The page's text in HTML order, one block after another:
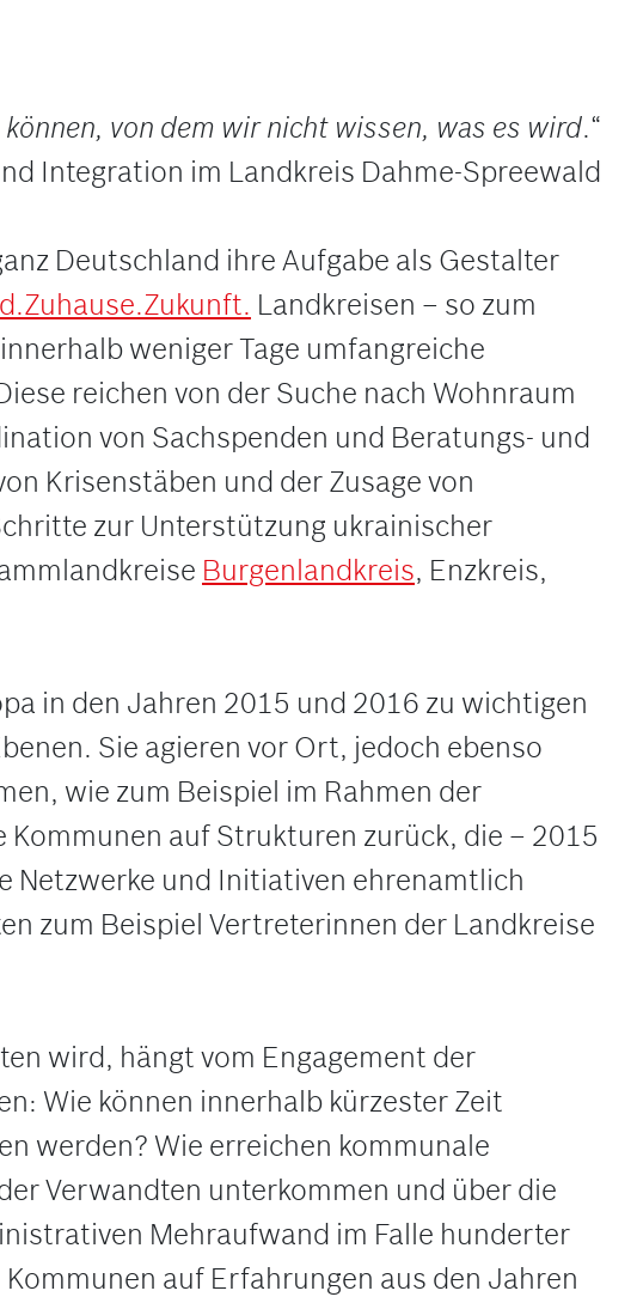
von dem wir nicht wissen, was es wird.“
Integration im Landkreis Dahme-Spreewald
Deutschland ihre Aufgabe als Gestalter
Landkreisen – so zum
weniger Tage umfangreiche
reichen von der Suche nach Wohnraum
von Sachspenden und Beratungs- und
Krisenstäben und der Zusage von
zur Unterstützung ukrainischer
Burgenlandkreis, Enzkreis,
in den Jahren 2015 und 2016 zu wichtigen
Sie agieren vor Ort, jedoch ebenso
wie zum Beispiel im Rahmen der
Kommunen auf Strukturen zurück, die – 2015
Netzwerke und Initiativen ehrenamtlich
zum Beispiel Vertreterinnen der Landkreise
wird, hängt vom Engagement der
Wie können innerhalb kürzester Zeit
werden? Wie erreichen kommunale
Verwandten unterkommen und über die
Mehraufwand im Falle hunderter
auf Erfahrungen aus den Jahren